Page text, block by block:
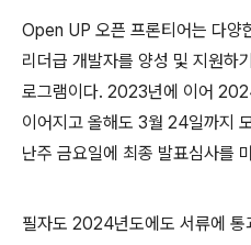
Open UP 오픈 프론티어는 다양
리더급 개발자를 양성 및 지원하
로그램이다. 2023년에 이어
이어지고 올해도 3월 24일까지
난주 금요일에 최종 발표심사를
필자도 2024년도에도 서류에 통